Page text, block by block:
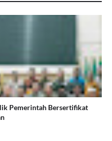
Pemerintah Bersertifikat